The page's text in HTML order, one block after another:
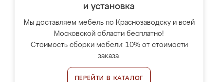
и установка
Мы доставляем мебель по Краснозаводску и всей
Московской области бесплатно!
Стоимость сборки мебели: 10% от стоимости
заказа.
ПЕРЕЙТИ В КАТАЛОГ